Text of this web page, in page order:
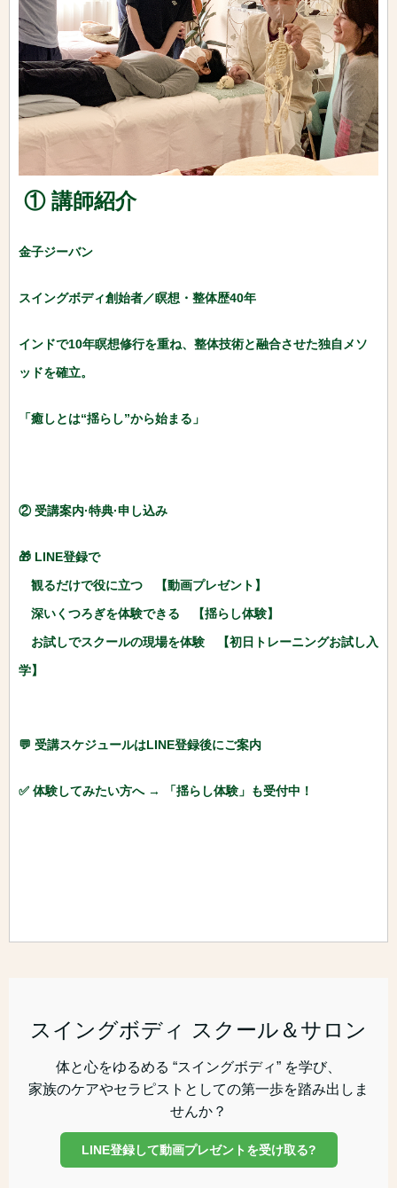
① 講師紹介
金子ジーバン
スイングボディ創始者／瞑想・整体歴40年
インドで10年瞑想修行を重ね、整体技術と融合させた独自メソ
ッドを確立。
「癒しとは“揺らし”から始まる」
② 受講案内·特典·申し込み
🎁 LINE登録で
観るだけで役に立つ 【動画プレゼント】
深いくつろぎを体験できる 【揺らし体験】
お試しでスクールの現場を体験 【初日トレーニングお試し入
学】
💬 受講スケジュールはLINE登録後にご案内
✅ 体験してみたい方へ → 「揺らし体験」も受付中！
スイングボディ スクール＆サロン
体と心をゆるめる “スイングボディ” を学び、
家族のケアやセラピストとしての第一歩を踏み出しま
せんか？
LINE登録して動画プレゼントを受け取る?